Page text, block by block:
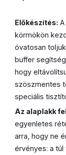
Előkészítés:
körmökön
óvatosan
buffer
hogy
szöszmentes
speciális
Az alaplakk
egyenletes
arra, hogy ne
érvényes: a